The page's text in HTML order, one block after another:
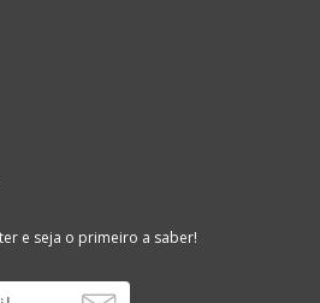
e seja o primeiro a saber!